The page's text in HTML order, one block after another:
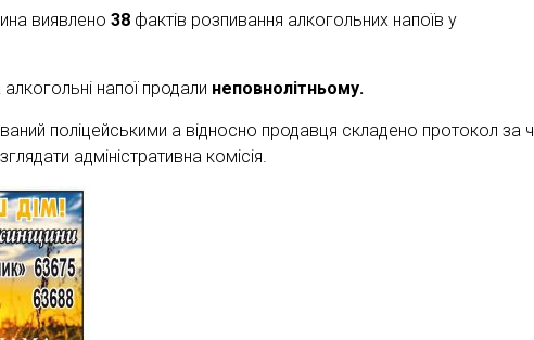
виявлено 38 фактів розпивання алкогольних напоїв у
алкогольні напої продали неповнолітньому.
поліцейськими а відносно продавця складено протокол за ч.
адміністративна комісія.